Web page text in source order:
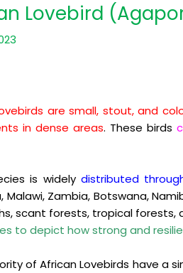
Lovebird
are small, stout, and
in dense areas. These birds
is widely distributed
Malawi, Zambia, Botswana,
scant forests, tropical
to depict how strong and
of African Lovebirds have a